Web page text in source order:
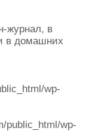
журнал, в
в домашних
wp-
public_html/wp-